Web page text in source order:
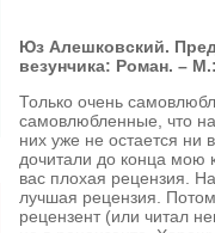
Юз Алешковский.
везунчика: Роман. –
Только очень
самовлюбленные, что
них уже не остается ни
дочитали до конца мою
вас плохая рецензия.
лучшая рецензия.
рецензент (или читал